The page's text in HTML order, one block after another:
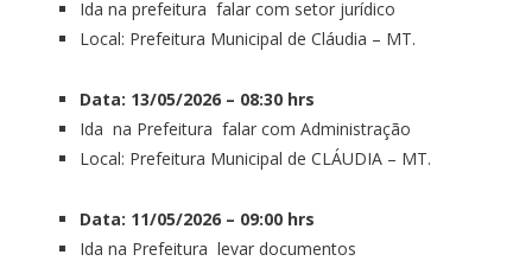
Ida na prefeitura falar com setor jurídico
Local: Prefeitura Municipal de Cláudia – MT.
Data: 13/05/2026 – 08:30 hrs
Ida na Prefeitura falar com Administração
Local: Prefeitura Municipal de CLÁUDIA – MT.
Data: 11/05/2026 – 09:00 hrs
Ida na Prefeitura levar documentos